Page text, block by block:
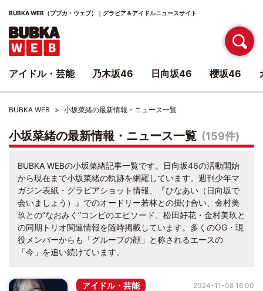
BUBKA WEB（ブブカ・ウェブ）｜グラビア＆アイドルニュースサイト
BUBKA WEB 小坂菜緒の最新情報・ニュース一覧
小坂菜緒の最新情報・ニュース一覧 (159件)
BUBKA WEBの小坂菜緒記事一覧です。日向坂46の活動開始
から現在まで小坂菜緒の軌跡を網羅しています。週刊少年マ
ガジン表紙・グラビアショット情報、『ひなあい（日向坂で
会いましょう）』でのオードリー若林との掛け合い、金村美
玖との”なおみく”コンビのエピソード、松田好花・金村美玖と
の同期トリオ関連情報を随時掲載しています。多くのOG・現
役メンバーからも「グループの顔」と称されるエースの
「今」を追い続けています。
アイドル・芸能 2024-11-08 16:00
アイドル・芸能 乃木坂46 日向坂46 櫻坂46